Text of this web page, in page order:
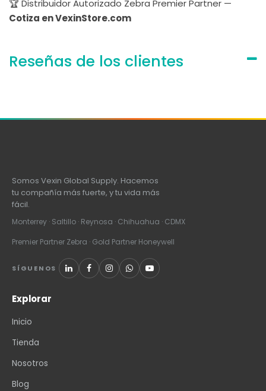
🏆 Distribuidor Autorizado Zebra Premier Partner —
Cotiza en VexinStore.com
Reseñas de los clientes
Somos Vexin Global Supply. Hacemos
tu compañía más fuerte, y tu vida más
fácil.
Monterrey · Saltillo · Reynosa · Chihuahua · CDMX
Premier Partner Zebra · Gold Partner Honeywell
SÍGUENOS
Explorar
Inicio
Tienda
Nosotros
Blog